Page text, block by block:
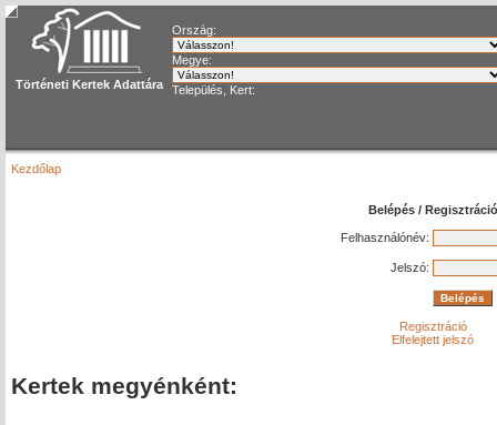
Történeti Kertek Adattára
Ország:
Megye:
Település, Kert:
Kezdőlap
Belépés / Regisztráció
Felhasználónév:
Jelszó:
Regisztráció
Elfelejtett jelszó
Kertek megyénként: